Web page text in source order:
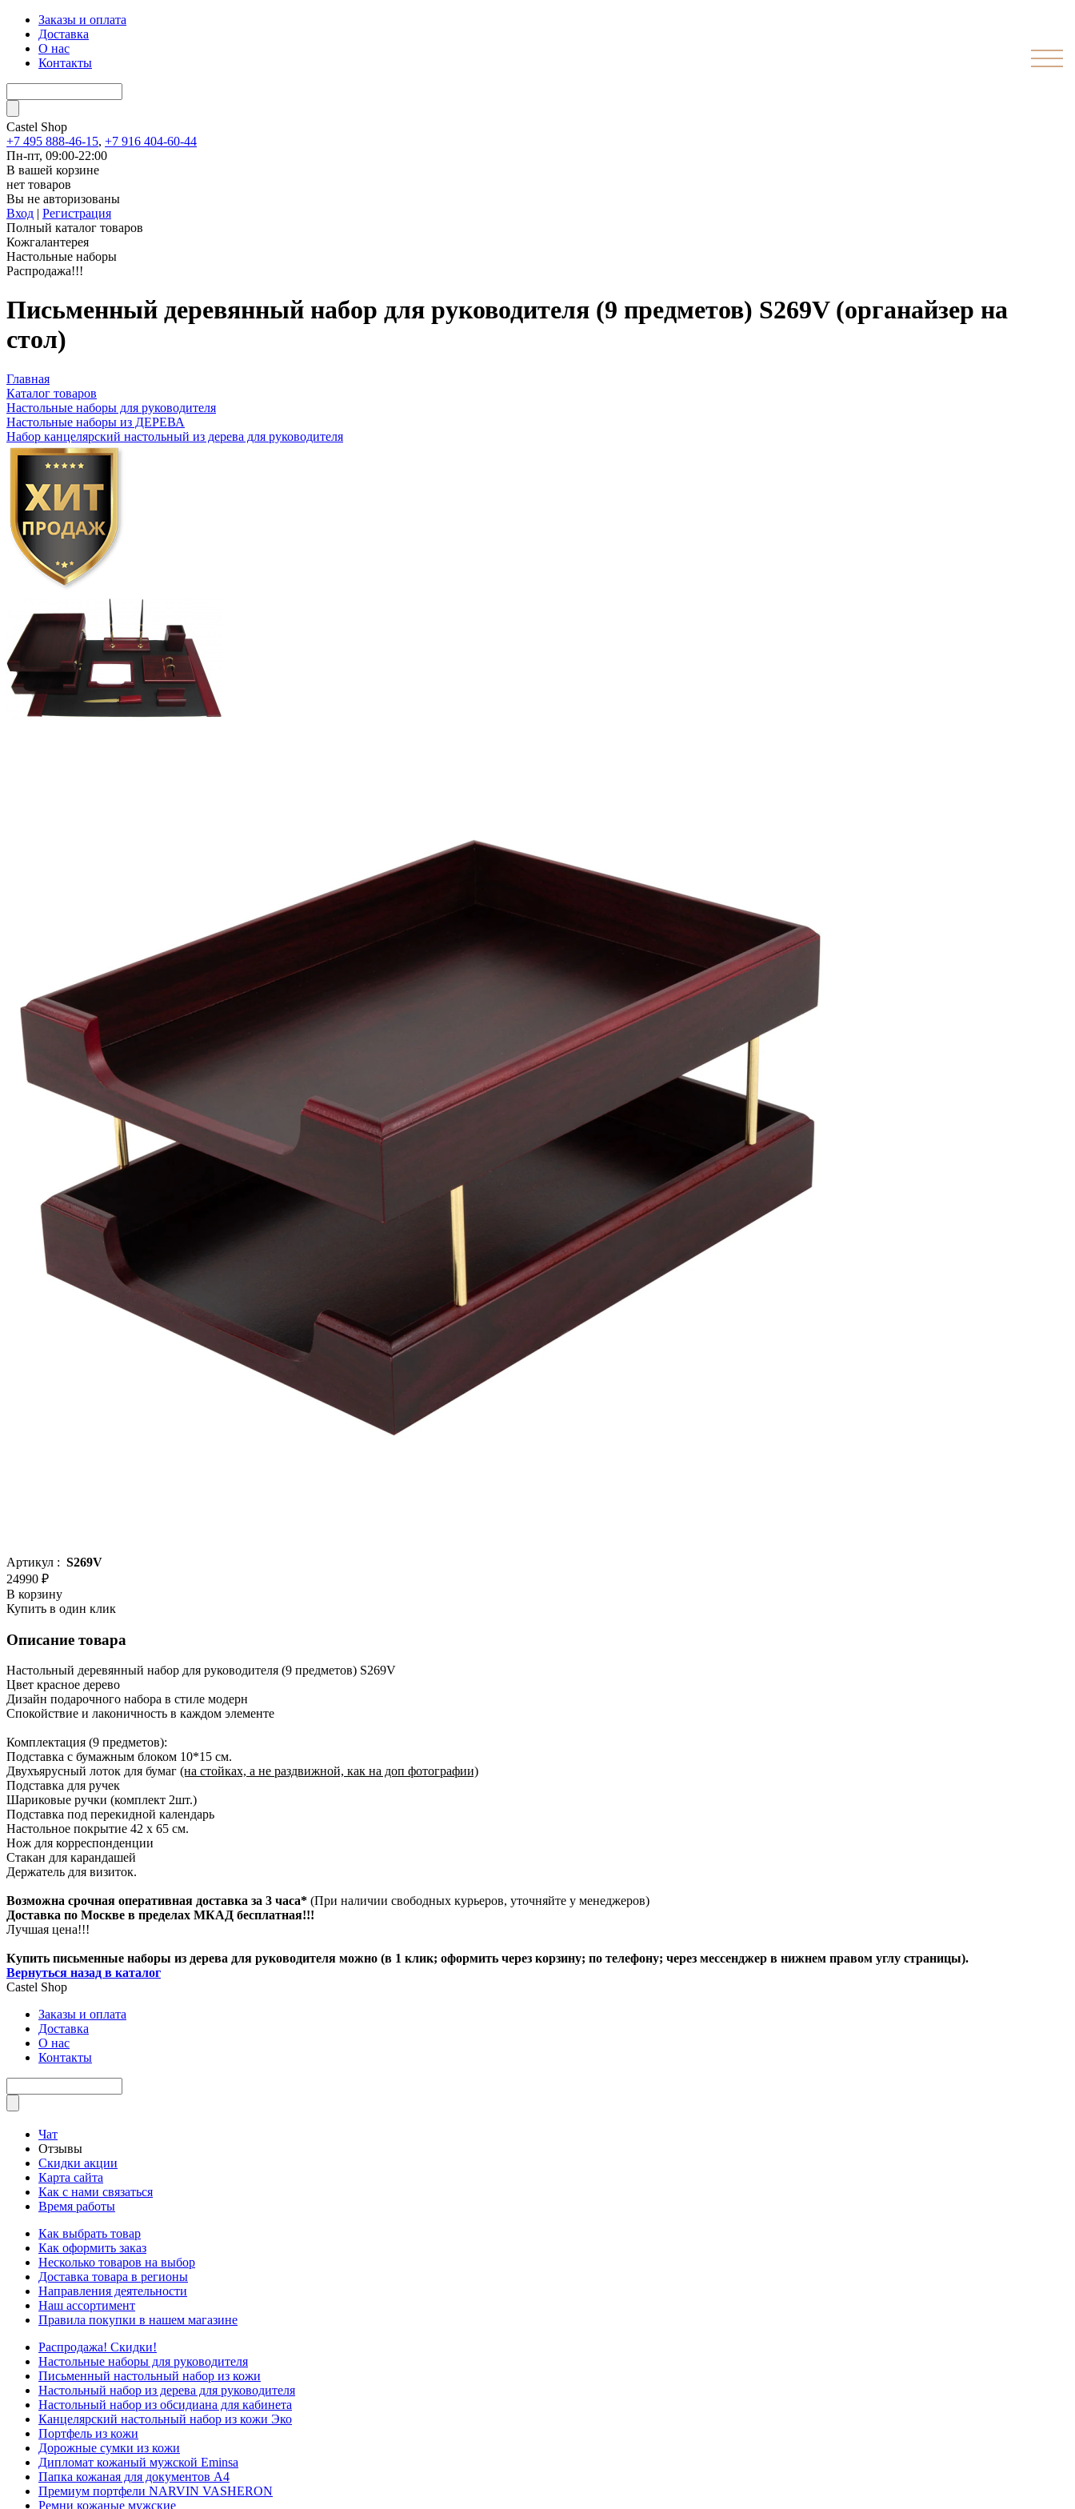
Заказы и оплата
Доставка
О нас
Контакты
Castel Shop
+7 495 888-46-15, +7 916 404-60-44
Пн-пт, 09:00-22:00
В вашей корзине
нет товаров
Вы не авторизованы
Вход | Регистрация
Полный каталог товаров
Кожгалантерея
Настольные наборы
Распродажа!!!
Письменный деревянный набор для руководителя (9 предметов) S269V (органайзер на
стол)
Главная
Каталог товаров
Настольные наборы для руководителя
Настольные наборы из ДЕРЕВА
Набор канцелярский настольный из дерева для руководителя
Артикул : S269V
24990 ₽
В корзину
Купить в один клик
Описание товара
Настольный деревянный набор для руководителя (9 предметов) S269V
Цвет красное дерево
Дизайн подарочного набора в стиле модерн
Спокойствие и лаконичность в каждом элементе
Комплектация (9 предметов):
Подставка с бумажным блоком 10*15 см.
Двухъярусный лоток для бумаг (на стойках, а не раздвижной, как на доп фотографии)
Подставка для ручек
Шариковые ручки (комплект 2шт.)
Подставка под перекидной календарь
Настольное покрытие 42 х 65 см.
Нож для корреспонденции
Стакан для карандашей
Держатель для визиток.
Возможна срочная оперативная доставка за 3 часа* (При наличии свободных курьеров, уточняйте у менеджеров)
Доставка по Москве в пределах МКАД бесплатная!!!
Лучшая цена!!!
Купить письменные наборы из дерева для руководителя можно (в 1 клик; оформить через корзину; по телефону; через мессенджер в нижнем правом углу страницы).
Вернуться назад в каталог
Castel Shop
Заказы и оплата
Доставка
О нас
Контакты
Чат
Отзывы
Скидки акции
Карта сайта
Как с нами связаться
Время работы
Как выбрать товар
Как оформить заказ
Несколько товаров на выбор
Доставка товара в регионы
Направления деятельности
Наш ассортимент
Правила покупки в нашем магазине
Распродажа! Скидки!
Настольные наборы для руководителя
Письменный настольный набор из кожи
Настольный набор из дерева для руководителя
Настольный набор из обсидиана для кабинета
Канцелярский настольный набор из кожи Эко
Портфель из кожи
Дорожные сумки из кожи
Дипломат кожаный мужской Eminsa
Папка кожаная для документов А4
Премиум портфели NARVIN VASHERON
Ремни кожаные мужские